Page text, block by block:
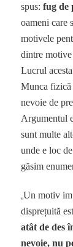
spus:fug de
oameni care
motivele
dintre motive
Lucrul
Munca fizică
nevoie de
Argumentul
sunt multe
unde e loc
găsim
„Un motiv
disprețuită
atât de des
nevoie, nu